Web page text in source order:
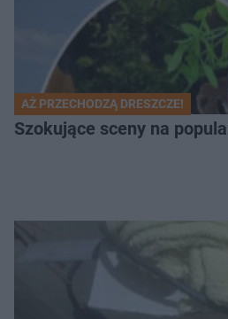
AŻ PRZECHODZĄ DRESZCZE!
Szokujące sceny na